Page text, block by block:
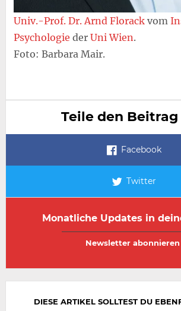
Univ.-Prof. Dr. Arnd Florackvom
Psychologie der Uni Wien.
Foto: Barbara Mair.
Teile den
Facebook
Twitter
Monatliche Updates in
DIESE ARTIKEL SOLLTEST DU